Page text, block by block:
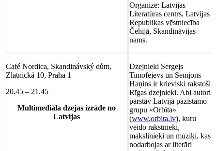
Organizē: Latvijas
Literatūras centrs, Latvijas
Republikas vēstniecība
Čehijā, Skandināvijas
nams.
Café Nordica, Skandinávský dům,
Zlatnická 10, Praha 1
20.45 – 21.45
Multimediāla dzejas izrāde no
Latvijas
Dzejnieki Sergejs
Timofejevs un Semjons
Haņins ir krieviski rakstoši
Rīgas dzejnieki. Abi autori
pārstāv Latvijā pazīstamo
grupu «Orbīta»
(www.orbita.lv), kuru
veido rakstnieki,
mākslinieki un mūziķi, kas
nodarbojas ar literāri